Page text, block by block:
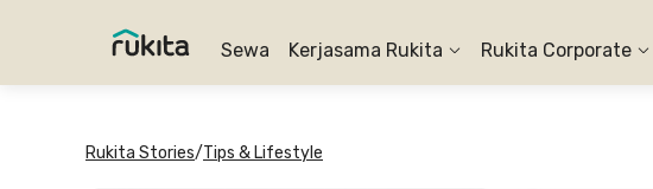
Sewa Kerjasama Rukita Rukita Corporate
Rukita Stories/Tips & Lifestyle